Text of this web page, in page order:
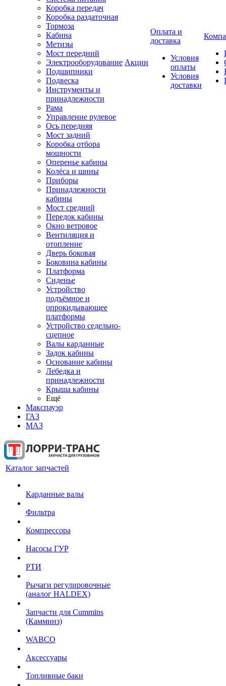
Коробка передач
Коробка раздаточная
Тормоза
Кабина
Метизы
Мост передний
Электрооборудование
Подшипники
Подвеска
Инструменты и
принадлежности
Рама
Управление рулевое
Ось передняя
Мост задний
Коробка отбора
мощности
Оперенье кабины
Колёса и шины
Приборы
Принадлежности
кабины
Мост средний
Передок кабины
Окно ветровое
Вентиляция и
отопление
Дверь боковая
Боковина кабины
Платформа
Сиденье
Устройство
подъёмное и
опрокидывающее
платформы
Устройство седельно-
сцепное
Валы карданные
Задок кабины
Основание кабины
Лебедка и
принадлежности
Крыша кабины
Ещё
Макспауэр
ГАЗ
МАЗ
Акции
Оплата и
доставка
Условия
оплаты
Условия
доставки
Каталог запчастей
Карданные валы
Фильтра
Компрессора
Насосы ГУР
РТИ
Рычаги регулировочные
(аналог HALDEX)
Запчасти для Cummins
(Камминз)
WABCO
Аксессуары
Топливные баки